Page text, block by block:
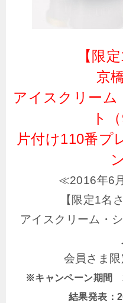
【限
京
アイスクリーム
ト
片付け110番プ
≪2016年6
【限定1名
アイスクリーム・
会員さま限
※キャンペーン期間
結果発表